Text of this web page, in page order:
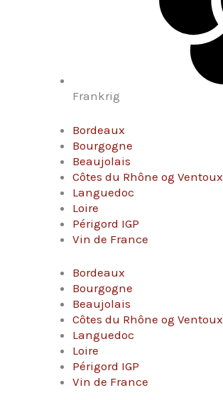
Frankrig
Bordeaux
Bourgogne
Beaujolais
Côtes du Rhône og Ventoux
Languedoc
Loire
Périgord IGP
Vin de France
Bordeaux
Bourgogne
Beaujolais
Côtes du Rhône og Ventoux
Languedoc
Loire
Périgord IGP
Vin de France